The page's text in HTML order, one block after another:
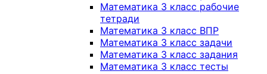
Математика 3 класс рабочие
тетради
Математика 3 класс ВПР
Математика 3 класс задачи
Математика 3 класс задания
Математика 3 класс тесты